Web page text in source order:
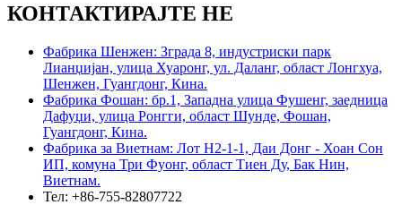
КОНТАКТИРАЈТЕ НЕ
Фабрика Шенжен: Зграда 8, индустриски парк
Лианџијан, улица Хуаронг, ул. Даланг, област Лонгхуа,
Шенжен, Гуангдонг, Кина.
Фабрика Фошан: бр.1, Западна улица Фушенг, заедница
Дафуџи, улица Ронгги, област Шунде, Фошан,
Гуангдонг, Кина.
Фабрика за Виетнам: Лот H2-1-1, Даи Донг - Хоан Сон
ИП, комуна Три Фуонг, област Тиен Ду, Бак Нин,
Виетнам.
Тел: +86-755-82807722